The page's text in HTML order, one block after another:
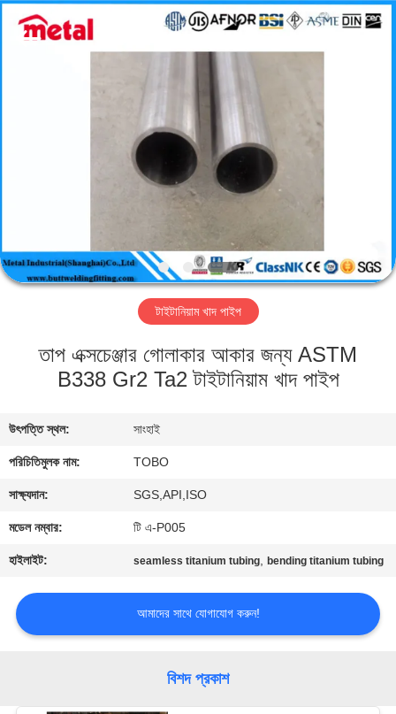
কারখানা
যোগাযোগ
করুন
খবর
মামলা
STEEL
GROUP
CHINA.
টাইটানিয়াম খাদ পাইপ
তাপ এক্সচেঞ্জার গোলাকার আকার জন্য ASTM
B338 Gr2 Ta2 টাইটানিয়াম খাদ পাইপ
উৎপত্তি স্থল: সাংহাই
পরিচিতিমুলক নাম: TOBO
সাক্ষ্যদান: SGS,API,ISO
মডেল নম্বার: টি এ-P005
হাইলাইট: seamless titanium tubing,bending titanium tubing
আমাদের সাথে যোগাযোগ করুন!
বিশদ প্রকাশ